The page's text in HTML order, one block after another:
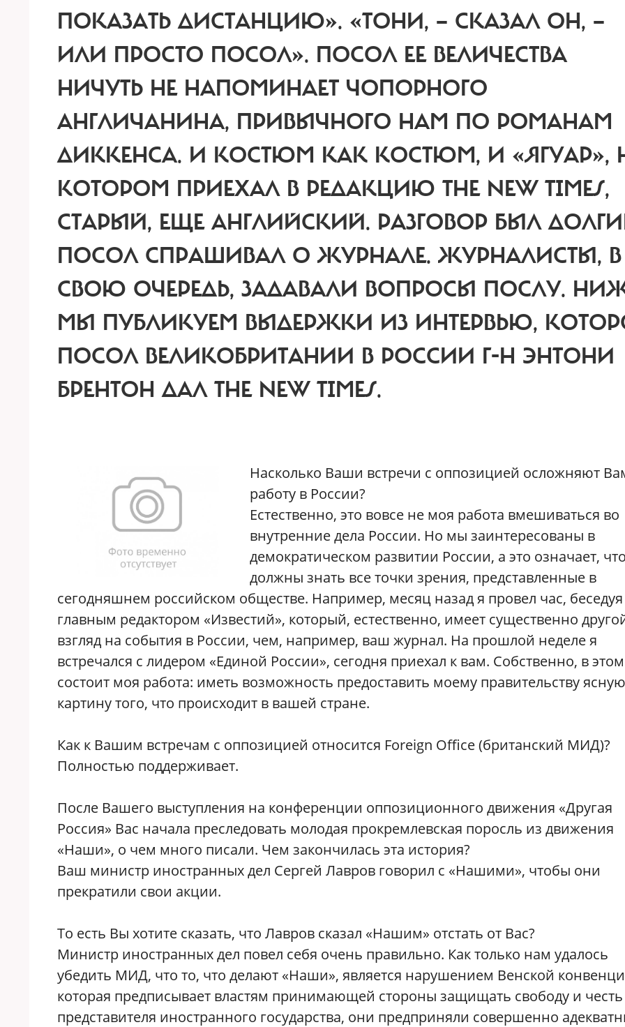
ПОКАЗАТЬ ДИСТАНЦИЮ». «ТОНИ, — СКАЗАЛ ОН, —
ИЛИ ПРОСТО ПОСОЛ». ПОСОЛ ЕЕ ВЕЛИЧЕСТВА
НИЧУТЬ НЕ НАПОМИНАЕТ ЧОПОРНОГО
АНГЛИЧАНИНА, ПРИВЫЧНОГО НАМ ПО РОМАНАМ
ДИККЕНСА. И КОСТЮМ КАК КОСТЮМ, И «ЯГУАР»,
КОТОРОМ ПРИЕХАЛ В РЕДАКЦИЮ THE NEW TIMES,
СТАРЫЙ, ЕЩЕ АНГЛИЙСКИЙ. РАЗГОВОР БЫЛ
ПОСОЛ СПРАШИВАЛ О ЖУРНАЛЕ. ЖУРНАЛИСТЫ, В
СВОЮ ОЧЕРЕДЬ, ЗАДАВАЛИ ВОПРОСЫ ПОСЛУ.
МЫ ПУБЛИКУЕМ ВЫДЕРЖКИ ИЗ ИНТЕРВЬЮ,
ПОСОЛ ВЕЛИКОБРИТАНИИ В РОССИИ Г-Н ЭНТОНИ
БРЕНТОН ДАЛ THE NEW TIMES.
Насколько Ваши встречи с оппозицией осложняют
работу в России?
Естественно, это вовсе не моя работа вмешиваться во
внутренние дела России. Но мы заинтересованы в
демократическом развитии России, а это означает,
должны знать все точки зрения, представленные в
сегодняшнем российском обществе. Например, месяц назад я провел час, беседуя
главным редактором «Известий», который, естественно, имеет существенно
взгляд на события в России, чем, например, ваш журнал. На прошлой неделе я
встречался с лидером «Единой России», сегодня приехал к вам. Собственно, в
состоит моя работа: иметь возможность предоставить моему правительству ясную
картину того, что происходит в вашей стране.
Как к Вашим встречам с оппозицией относится Foreign Office (британский МИД)?
Полностью поддерживает.
После Вашего выступления на конференции оппозиционного движения «Другая
Россия» Вас начала преследовать молодая прокремлевская поросль из движения
«Наши», о чем много писали. Чем закончилась эта история?
Ваш министр иностранных дел Сергей Лавров говорил с «Нашими», чтобы они
прекратили свои акции.
То есть Вы хотите сказать, что Лавров сказал «Нашим» отстать от Вас?
Министр иностранных дел повел себя очень правильно. Как только нам удалось
убедить МИД, что то, что делают «Наши», является нарушением Венской
которая предписывает властям принимающей стороны защищать свободу и честь
представителя иностранного государства, они предприняли совершенно